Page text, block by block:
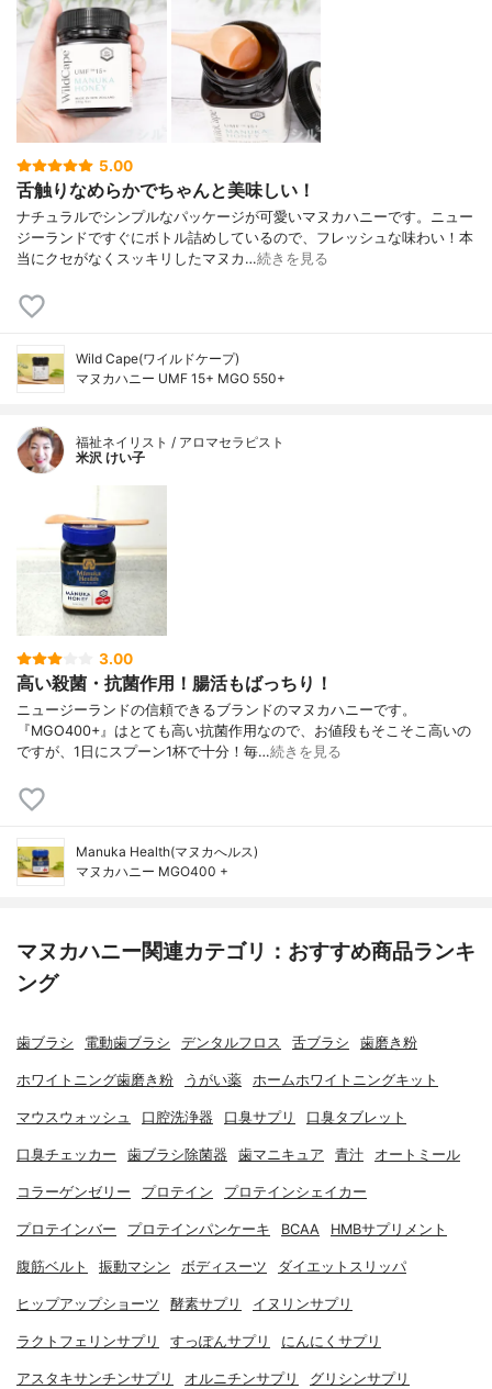
5.00
舌触りなめらかでちゃんと美味しい！
ナチュラルでシンプルなパッケージが可愛いマヌカハニーです。ニュー
ジーランドですぐにボトル詰めしているので、フレッシュな味わい！本
当にクセがなくスッキリしたマヌカ…続きを見る
Wild Cape(ワイルドケープ)
マヌカハニー UMF 15+ MGO 550+
福祉ネイリスト / アロマセラピスト
米沢 けい子
3.00
高い殺菌・抗菌作用！腸活もばっちり！
ニュージーランドの信頼できるブランドのマヌカハニーです。
『MGO400+』はとても高い抗菌作用なので、お値段もそこそこ高いの
ですが、1日にスプーン1杯で十分！毎…続きを見る
Manuka Health(マヌカへルス)
マヌカハニー MGO400 +
マヌカハニー関連カテゴリ：おすすめ商品ランキ
ング
歯ブラシ 電動歯ブラシ デンタルフロス 舌ブラシ 歯磨き粉
ホワイトニング歯磨き粉 うがい薬 ホームホワイトニングキット
マウスウォッシュ 口腔洗浄器 口臭サプリ 口臭タブレット
口臭チェッカー 歯ブラシ除菌器 歯マニキュア 青汁 オートミール
コラーゲンゼリー プロテイン プロテインシェイカー
プロテインバー プロテインパンケーキ BCAA HMBサプリメント
腹筋ベルト 振動マシン ボディスーツ ダイエットスリッパ
ヒップアップショーツ 酵素サプリ イヌリンサプリ
ラクトフェリンサプリ すっぽんサプリ にんにくサプリ
アスタキサンチンサプリ オルニチンサプリ グリシンサプリ